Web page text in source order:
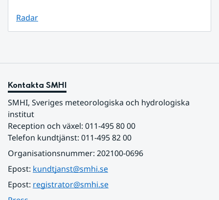
Radar
Kontakta SMHI
SMHI, Sveriges meteorologiska och hydrologiska
institut
Reception och växel: 011-495 80 00
Telefon kundtjänst: 011-495 82 00
Organisationsnummer: 202100-0696
Epost: kundtjanst@smhi.se
Epost: registrator@smhi.se